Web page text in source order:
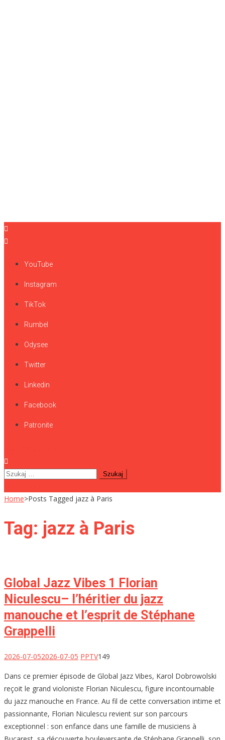
YouTube
Instagram
TikTok
Rumbel
Odysee
Twitter
Linkedin
Facebook
Patronite
Szukaj:
Home>Posts Tagged jazz à Paris
Tag: jazz à Paris
Global Jazz Vibes 1 Florian
Niculescu– l’héritier du jazz
manouche et l’esprit de Stéphane
Grappelli
2026-07-052026-07-05 PPTV149
Dans ce premier épisode de Global Jazz Vibes, Karol Dobrowolski
reçoit le grand violoniste Florian Niculescu, figure incontournable
du jazz manouche en France. Au fil de cette conversation intime et
passionnante, Florian Niculescu revient sur son parcours
exceptionnel : son enfance dans une famille de musiciens à